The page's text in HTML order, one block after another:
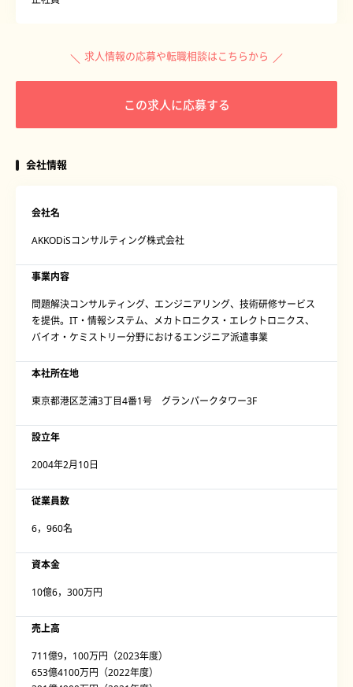
求人情報の応募や転職相談はこちらから
この求人に応募する
会社情報
会社名
AKKODiSコンサルティング株式会社
事業内容
問題解決コンサルティング、エンジニアリング、技術研修サービス
を提供。IT・情報システム、メカトロニクス・エレクトロニクス、
バイオ・ケミストリー分野におけるエンジニア派遣事業
本社所在地
東京都港区芝浦3丁目4番1号 グランパークタワー3F
設立年
2004年2月10日
従業員数
6，960名
資本金
10億6，300万円
売上高
711億9，100万円（2023年度）
653億4100万円（2022年度）